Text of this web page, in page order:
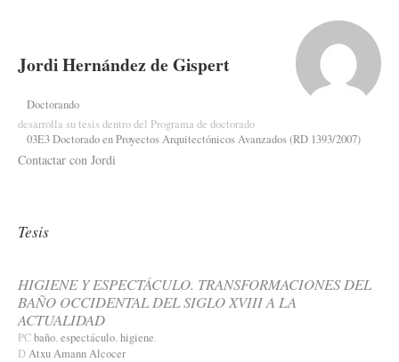
Jordi Hernández de Gispert
Doctorando
desarrolla su tesis dentro del Programa de doctorado
03E3 Doctorado en Proyectos Arquitectónicos Avanzados (RD 1393/2007)
Contactar con Jordi
Tesis
HIGIENE Y ESPECTÁCULO. TRANSFORMACIONES DEL
BAÑO OCCIDENTAL DEL SIGLO XVIII A LA
ACTUALIDAD
PCbaño, espectáculo, higiene.
DAtxu Amann Alcocer